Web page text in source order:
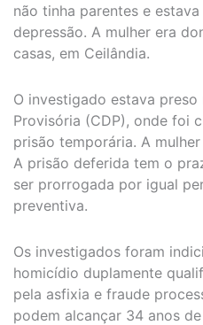
não tinha parentes e
depressão. A mulher era
casas, em Ceilândia.
O investigado estava
Provisória (CDP), onde foi
prisão temporária. A
A prisão deferida tem o
ser prorrogada por igual
preventiva.
Os investigados foram
homicídio duplamente
pela asfixia e fraude
podem alcançar 34 anos